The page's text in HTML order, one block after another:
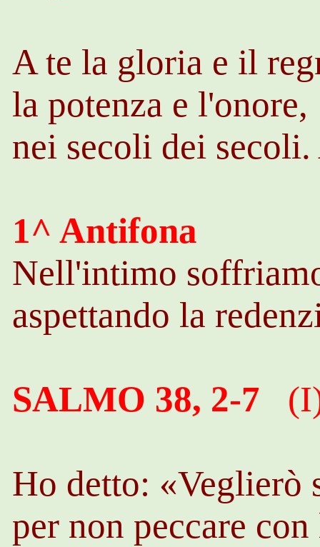
A te la gloria e il
la potenza e l'onore,
nei secoli dei
1^ Antifona
Nell'intimo
aspettando la
SALMO 38, 2-7
Ho detto: «Veglierò
per non peccare